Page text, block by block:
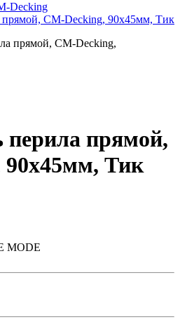
Decking
прямой, СM-Decking, 90х45мм, Тик
перила прямой,
Тик
MODE